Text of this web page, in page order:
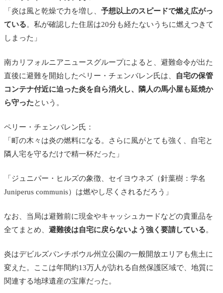
「炎は風と乾燥で力を増し、 予想以上のスピードで燃え広がっ
ている。私が確認した住居は20分も経たないうちに燃えつきて
しまった」
南カリフォルニアニュースグループによると、避難命令が出た
直後に避難を開始したペリー・チェンバレン氏は、
自宅の保管
コンテナ付近に迫った炎を自ら消火し、隣人の馬小屋も延焼か
ら守ったという。
ペリー・チェンバレン氏：
「町の木々は炎の燃料になる。さらに風がとても強く、自宅と
隣人宅を守るだけで精一杯だった」
「ジュニパー・ヒルズの象徴、セイヨウネズ（針葉樹：学名
Juniperus communis）は燃やし尽くされるだろう」
なお、当局は避難前に現金やキャッシュカードなどの貴重品を
全てまとめ、 避難後は自宅に戻らないよう強く要請している。
炎はデビルズパンチボウル州立公園の一般開放エリアも焦土に
変えた。ここは年間約13万人が訪れる自然保護区域で、地質に
関連する地球遺産の宝庫だった。